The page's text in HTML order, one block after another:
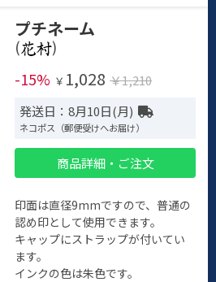
プチネーム
(
)
-15% ￥ 1,028 ￥1,210
発送日：8月10日(月)
ネコポス（郵便受けへお届け）
商品詳細・ご注文
印面は直径9mmですので、普通の
認め印として使用できます。
キャップにストラップが付いてい
ます。
インクの色は朱色です。